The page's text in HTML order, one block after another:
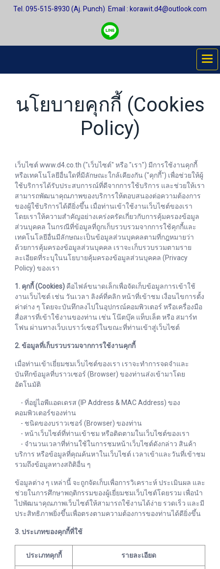
Tel. 095-515-8930 (Aj. Punch) Email : korawit.d4@outlook.com
นโยบายคุกกี้ (Cookies
Policy)
เว็บไซต์ www.d4.co.th ("เว็บไซต์" หรือ "เรา") มีการใช้งานคุกกี้
หรือเทคโนโลยีอื่นใดที่มีลักษณะใกล้เคียงกัน ("คุกกี้") เพื่อช่วยให้ผู้
ใช้บริการได้รับประสบการณ์ที่ดีจากการใช้บริการ และช่วยให้เรา
สามารถพัฒนาคุณภาพของบริการให้ตอบสนองต่อความต้องการ
ของผู้ใช้บริการได้ดียิ่งขึ้น เมื่อท่านเข้าใช้งานเว็บไซต์ของเรา
โดยเราให้ความสำคัญอย่างเคร่งครัดเกี่ยวกับการคุ้มครองข้อมูล
ส่วนบุคคล ในกรณีที่ข้อมูลที่ถูกเก็บรวบรวมจากการใช้คุกกี้และ
เทคโนโลยีอื่นมีลักษณะเป็นข้อมูลส่วนบุคคลตามที่กฎหมายว่า
ด้วยการคุ้มครองข้อมูลส่วนบุคคล เราจะเก็บรวบรวมตามราย
ละเอียดที่ระบุในนโยบายคุ้มครองข้อมูลส่วนบุคคล (Privacy
Policy) ของเรา
1. คุกกี้ (Cookies) คือไฟล์ขนาดเล็กเพื่อจัดเก็บข้อมูลการเข้าใช้
งานเว็บไซต์ เช่น วันเวลา ลิงค์ที่คลิก หน้าที่เข้าชม เงื่อนไขการตั้ง
ค่าต่าง ๆ โดยจะบันทึกลงไปในอุปกรณ์คอมพิวเตอร์ หรือเครื่องมือ
สื่อสารที่เข้าใช้งานของท่าน เช่น โน๊ตบุ๊ค แท็บเล็ต หรือ สมาร์ท
โฟน ผ่านทางเว็บเบราว์เซอร์ในขณะที่ท่านเข้าสู่เว็บไซต์
2. ข้อมูลที่เก็บรวบรวมจากการใช้งานคุกกี้
เมื่อท่านเข้าเยี่ยมชมเว็บไซต์ของเรา เราจะทำการจดจำและ
บันทึกข้อมูลที่บราวเซอร์ (Browser) ของท่านส่งเข้ามาโดย
อัตโนมัติ
- ที่อยู่ไอพีแอดเดรส (IP Address & MAC Address) ของ
คอมพิวเตอร์ของท่าน
- ชนิดของบราวเซอร์ (Browser) ของท่าน
- หน้าเว็บไซต์ที่ท่านเข้าชม หรือติดตามในเว็บไซต์ของเรา
- จำนวนเวลาที่ท่านใช้ในการชมหน้าเว็บไซต์ดังกล่าว สินค้า
บริการ หรือข้อมูลที่คุณค้นหาในเว็บไซต์ เวลาเข้าและวันที่เข้าชม
รวมถึงข้อมูลทางสถิติอื่น ๆ
ข้อมูลต่าง ๆ เหล่านี้ จะถูกจัดเก็บเพื่อการวิเคราะห์ ประเมินผล และ
ช่วยในการศึกษาพฤติกรรมของผู้เยี่ยมชมเว็บไซต์โดยรวม เพื่อนำ
ไปพัฒนาคุณภาพเว็บไซต์ให้สามารถใช้งานได้ง่าย รวดเร็ว และมี
ประสิทธิภาพยิ่งขึ้นเพื่อตรงตามความต้องการของท่านได้ดียิ่งขึ้น
3. ประเภทของคุกกี้ที่ใช้
ประเภทคุกกี้ รายละเอียด